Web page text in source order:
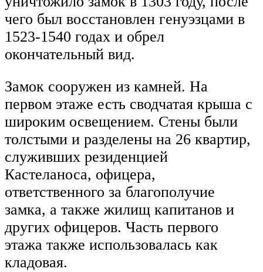
чего был восстановлен генуэзцами ​​в
1523-1540 годах и обрел
окончательный вид.
Замок сооружен из камней. На
первом этаже есть сводчатая крыша с
широким освещением. Стены были
толстыми и разделены на 26 квартир,
служивших резиденцией
Кастеланоса, офицера,
ответственного за благополучие
замка, а также жилищ капитанов и
других офицеров. Часть первого
этажа также использовалась как
кладовая.